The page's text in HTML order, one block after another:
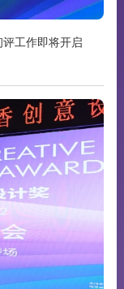
工作即将开启